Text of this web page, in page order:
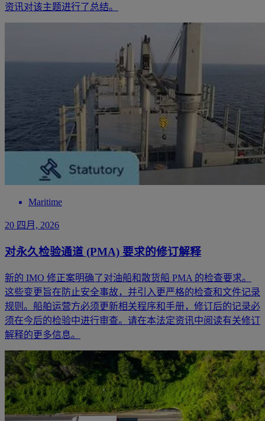
资讯对该主题进行了总结。
Maritime
20 四月, 2026
对永久检验通道 (PMA) 要求的修订解释
新的 IMO 修正案明确了对油船和散货船 PMA 的检查要求。
这些变更旨在防止安全事故，并引入更严格的检查和文件记录
规则。船舶运营方必须更新相关程序和手册，修订后的记录必
须在今后的检验中进行审查。请在本法定资讯中阅读有关修订
解释的更多信息。